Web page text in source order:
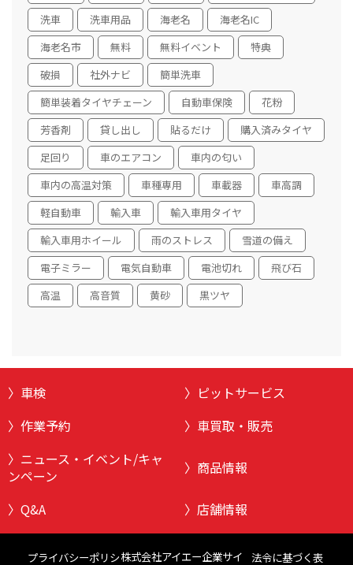
洗車
洗車用品 海老名
海老名IC
海老名市
無料 無料イベント
特典
破損
社外ナビ
簡単洗車
簡単装着タイヤチェーン
自動車保険
花粉
芳香剤
貸し出し 貼るだけ
購入済みタイヤ
足回り
車のエアコン
車内の匂い
車内の高温対策
車種専用 車載器
車高調
軽自動車
輸入車
輸入車用タイヤ
輸入車用ホイール
雨のストレス
雪道の備え
電子ミラー
電気自動車 電池切れ
飛び石
高温
高音質 黄砂 黒ツヤ
車検
ピットサービス
作業予約
車買取・販売
ニュース・イベント/キャ
ンペーン
商品情報
Q&A 店舗情報
プライバシーポリシ株式会社アイエー企業サイ 法令に基づく表